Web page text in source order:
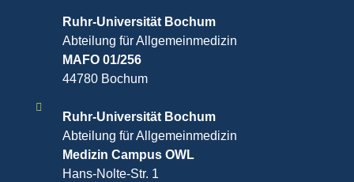
Ruhr-Universität Bochum
Abteilung für Allgemeinmedizin
MAFO 01/256
44780 Bochum
Ruhr-Universität Bochum
Abteilung für Allgemeinmedizin
Medizin Campus OWL
Hans-Nolte-Str. 1